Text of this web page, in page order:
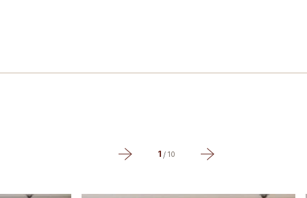
1 / 10